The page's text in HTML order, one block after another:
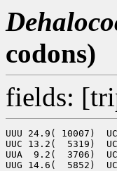
codons)
fields:
UUU 24.9( 10007)
UUC 13.2(  5319)
UUA  9.2(  3706)
UUG 14.6(  5852)